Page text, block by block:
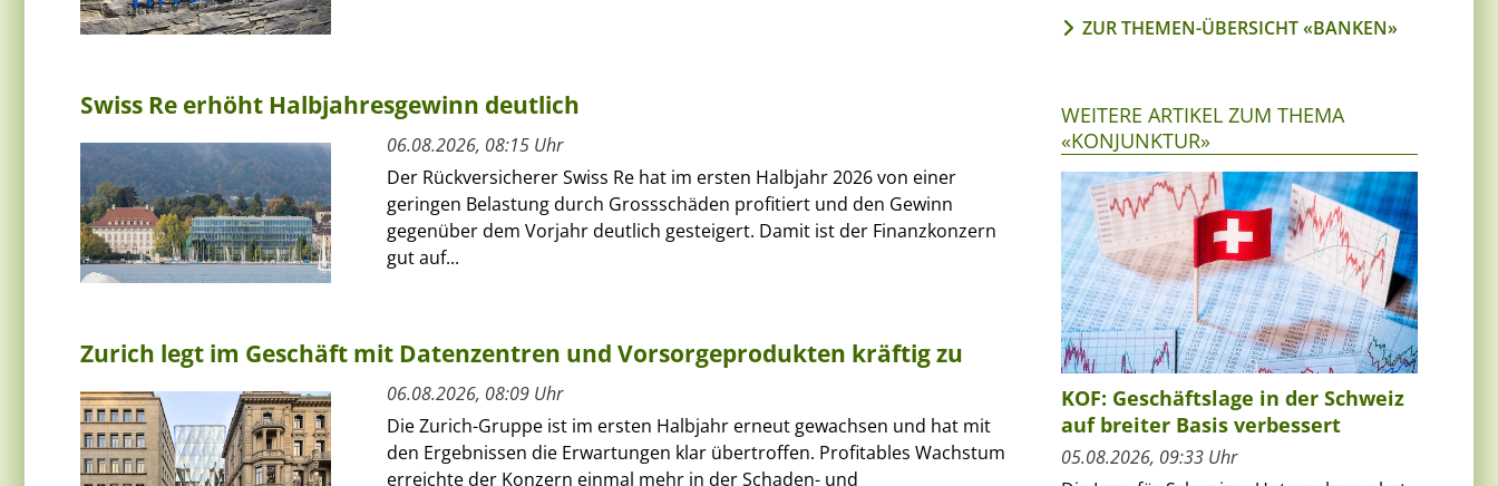
Swiss Re erhöht Halbjahresgewinn deutlich
06.08.2026, 08:15 Uhr
Der Rückversicherer Swiss Re hat im ersten Halbjahr 2026 von einer
geringen Belastung durch Grossschäden profitiert und den Gewinn
gegenüber dem Vorjahr deutlich gesteigert. Damit ist der Finanzkonzern
gut auf...
Zurich legt im Geschäft mit Datenzentren und Vorsorgeprodukten kräftig zu
06.08.2026, 08:09 Uhr
Die Zurich-Gruppe ist im ersten Halbjahr erneut gewachsen und hat mit
den Ergebnissen die Erwartungen klar übertroffen. Profitables Wachstum
erreichte der Konzern einmal mehr in der Schaden- und
ZUR THEMEN-ÜBERSICHT «BANKEN»
WEITERE ARTIKEL ZUM THEMA
«KONJUNKTUR»
KOF: Geschäftslage in der Schweiz
auf breiter Basis verbessert
05.08.2026, 09:33 Uhr